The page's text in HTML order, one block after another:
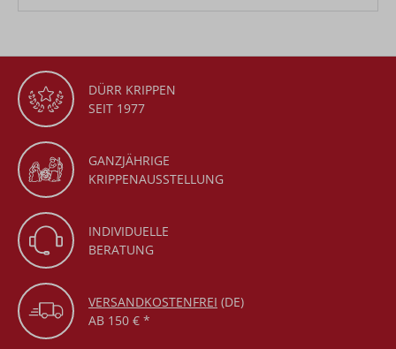
DÜRR KRIPPEN
SEIT 1977
GANZJÄHRIGE
KRIPPENAUSSTELLUNG
INDIVIDUELLE
BERATUNG
VERSANDKOSTENFREI (DE)
AB 150 € *